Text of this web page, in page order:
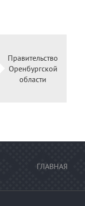
Правительство
Оренбургской
области
ГЛАВНАЯ